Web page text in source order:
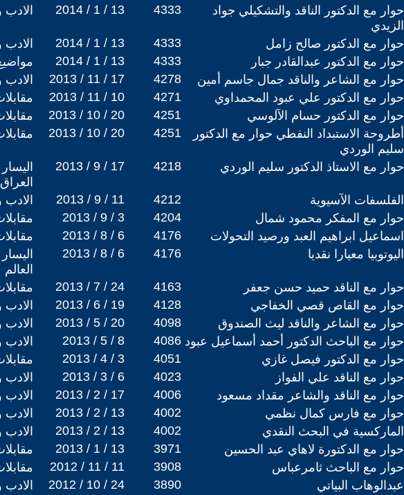
2014 / 1 / 13 4333
حوار مع الدكتور الناقد والتشكيلي جواد
الزيدي
2014 / 1 / 13 4333 حوار مع الدكتور صالح زامل
2014 / 1 / 13 4333 حوار مع الدكتور عبدالقادر جبار
2013 / 11 / 17 4278 حوار مع الشاعر والناقد جمال جاسم أمين
2013 / 11 / 10 4271 حوار مع الدكتور علي عبود المحمداوي
2013 / 10 / 20 4251 حوار مع الدكتور حسام الآلوسي
2013 / 10 / 20 4251
أطروحة الاستبداد النفطي حوار مع الدكتور
سليم الوردي
العراق
2013 / 9 / 17 4218 حوار مع الاستاذ الدكتور سليم الوردي
2013 / 9 / 11 4212 الفلسفات الآسيوية
2013 / 9 / 3 4204 حوار مع المفكر محمود شمال
2013 / 8 / 6 4176 اسماعيل ابراهيم العبد ورصيد التحولات
العالم
2013 / 8 / 6 4176 اليوتوبيا معيارا نقديا
2013 / 7 / 24 4163 حوار مع الناقد حميد حسن جعفر
2013 / 6 / 19 4128 حوار مع القاص قصي الخفاجي
2013 / 5 / 20 4098 حوار مع الشاعر والناقد ليث الصندوق
2013 / 5 / 8 4086 حوار مع الباحث الدكتور أحمد أسماعيل عبود
2013 / 4 / 3 4051 حوار مع الدكتور فيصل غازي
2013 / 3 / 6 4023 حوار مع الناقد علي الفواز
2013 / 2 / 17 4006 حوار مع الناقد والشاعر مقداد مسعود
2013 / 2 / 13 4002 حوار مع فارس كمال نظمي
2013 / 2 / 13 4002 الماركسية في البحث النقدي
2013 / 1 / 13 3971 حوار مع الدكتورة لاهاي عبد الحسين
2012 / 11 / 11 3908 حوار مع الباحث ثامرعباس
2012 / 10 / 24 3890 عبدالوهاب البياتي